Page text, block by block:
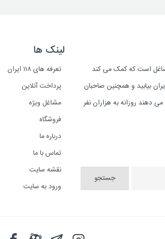
مشاغل است که کمک می کند
بیابید و همچنین صاحبان
دهند روزانه به هزاران نفر
لینک ها
تعرفه های ۱۱۸ ایران
پرداخت آنلاین
مشاغل ویژه
فروشگاه
درباره ما
تماس با ما
نقشه سایت
ورود به سایت